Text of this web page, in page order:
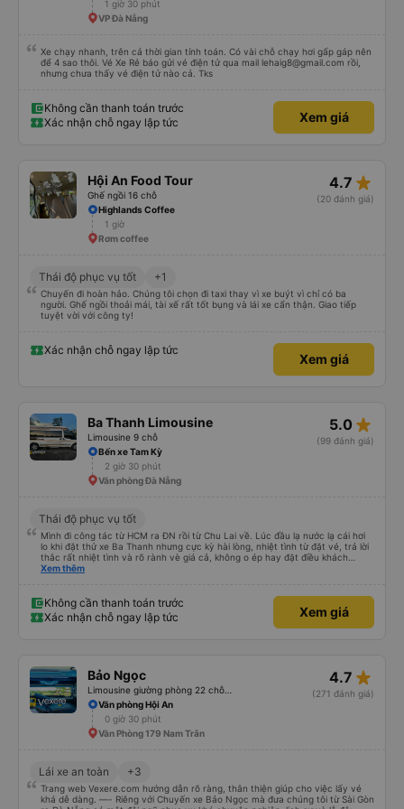
1 giờ 30 phút
VP Đà Nẵng
Xe chạy nhanh, trên cả thời gian tính toán. Có vài chỗ chạy hơi gấp gáp nên
để 4 sao thôi. Vé Xe Rẻ báo gửi vé điện tử qua mail lehaig8@gmail.com rồi,
nhưng chưa thấy vé điện tử nào cả. Tks
Không cần thanh toán trước
Xác nhận chỗ ngay lập tức
Xem giá
Hội An Food Tour
Ghế ngồi 16 chỗ
4.7 star_rate
(20 đánh giá)
Highlands Coffee
1 giờ
Rơm coffee
Thái độ phục vụ tốt +1
Chuyến đi hoàn hảo. Chúng tôi chọn đi taxi thay vì xe buýt vì chỉ có ba
người. Ghế ngồi thoải mái, tài xế rất tốt bụng và lái xe cẩn thận. Giao tiếp
tuyệt vời với công ty!
Xác nhận chỗ ngay lập tức
Xem giá
Ba Thanh Limousine
Limousine 9 chỗ
5.0 star_rate
(99 đánh giá)
Bến xe Tam Kỳ
2 giờ 30 phút
Văn phòng Đà Nẵng
Thái độ phục vụ tốt
Mình đi công tác từ HCM ra ĐN rồi từ Chu Lai về. Lúc đầu lạ nước lạ cái hơi
lo khi đặt thử xe Ba Thanh nhưng cực kỳ hài lòng, nhiệt tình từ đặt vé, trả lời
thắc rất nhiệt tình và rõ rành vè giá cả, không o ép hay đặt điều khách
hàng. Lần tới đi công tác chắc chắn tiếp tục dùng xe nhà này!
Xem thêm
Không cần thanh toán trước
Xác nhận chỗ ngay lập tức
Xem giá
Bảo Ngọc 4.7 star_rate
(271 đánh giá)
Văn phòng Hội An
0 giờ 30 phút
Văn Phòng 179 Nam Trân
Lái xe an toàn +3
Trang web Vexere.com hướng dẫn rõ ràng, thân thiện giúp cho việc lấy vé
khá dễ dàng. —- Riêng với Chuyến xe Bảo Ngọc mà đưa chúng tôi từ Sài Gòn